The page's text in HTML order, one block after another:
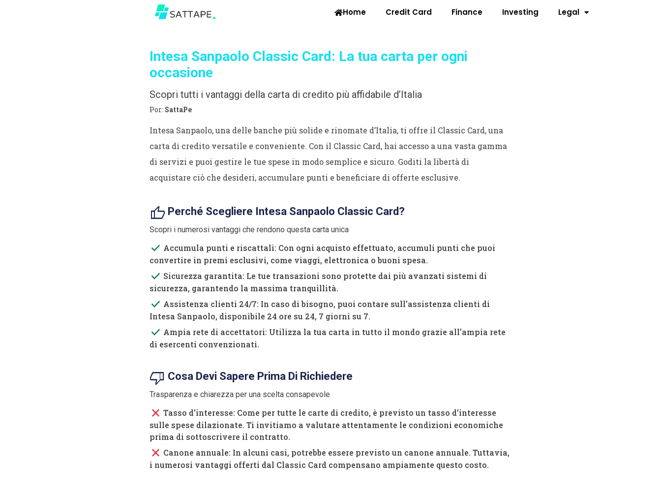
Home Credit Card Finance Investing Legal
Intesa Sanpaolo Classic Card: La tua carta per ogni
occasione
Scopri tutti i vantaggi della carta di credito più affidabile d’Italia
Por: SattaPe
Intesa Sanpaolo, una delle banche più solide e rinomate d’Italia, ti offre il Classic Card, una
carta di credito versatile e conveniente. Con il Classic Card, hai accesso a una vasta gamma
di servizi e puoi gestire le tue spese in modo semplice e sicuro. Goditi la libertà di
acquistare ciò che desideri, accumulare punti e beneficiare di offerte esclusive.
thumb_up Perché Scegliere Intesa Sanpaolo Classic Card?
Scopri i numerosi vantaggi che rendono questa carta unica
done Accumula punti e riscattali: Con ogni acquisto effettuato, accumuli punti che puoi
convertire in premi esclusivi, come viaggi, elettronica o buoni spesa.
done Sicurezza garantita: Le tue transazioni sono protette dai più avanzati sistemi di
sicurezza, garantendo la massima tranquillità.
done Assistenza clienti 24/7: In caso di bisogno, puoi contare sull’assistenza clienti di
Intesa Sanpaolo, disponibile 24 ore su 24, 7 giorni su 7.
done Ampia rete di accettatori: Utilizza la tua carta in tutto il mondo grazie all’ampia rete
di esercenti convenzionati.
thumb_down Cosa Devi Sapere Prima Di Richiedere
Trasparenza e chiarezza per una scelta consapevole
close Tasso d’interesse: Come per tutte le carte di credito, è previsto un tasso d’interesse
sulle spese dilazionate. Ti invitiamo a valutare attentamente le condizioni economiche
prima di sottoscrivere il contratto.
close Canone annuale: In alcuni casi, potrebbe essere previsto un canone annuale. Tuttavia,
i numerosi vantaggi offerti dal Classic Card compensano ampiamente questo costo.